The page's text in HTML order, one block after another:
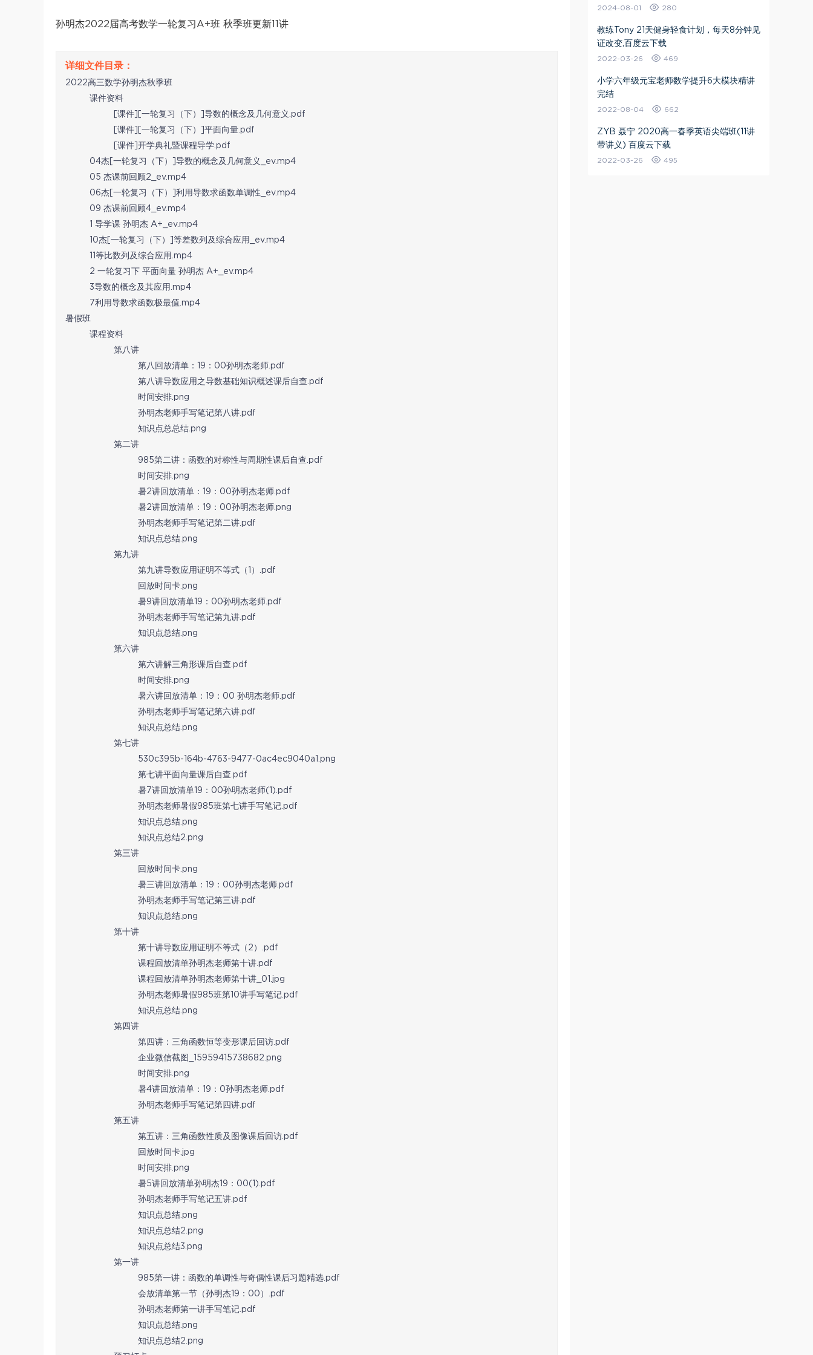
孙明杰2022届高考数学一轮复习A+班 秋季班更新11讲
2022高三数学孙明杰秋季班
课件资料
[课件][一轮复习（下）]导数的概念及几何意义.pdf
[课件][一轮复习（下）]平面向量.pdf
[课件]开学典礼暨课程导学.pdf
04杰[一轮复习（下）]导数的概念及几何意义_ev.mp4
05 杰课前回顾2_ev.mp4
06杰[一轮复习（下）]利用导数求函数单调性_ev.mp4
09 杰课前回顾4_ev.mp4
1 导学课 孙明杰 A+_ev.mp4
10杰[一轮复习（下）]等差数列及综合应用_ev.mp4
11等比数列及综合应用.mp4
2 一轮复习下 平面向量 孙明杰 A+_ev.mp4
3导数的概念及其应用.mp4
7利用导数求函数极最值.mp4
暑假班
课程资料
第八讲
第八回放清单：19：00孙明杰老师.pdf
第八讲导数应用之导数基础知识概述课后自查.pdf
时间安排.png
孙明杰老师手写笔记第八讲.pdf
知识点总总结.png
第二讲
985第二讲：函数的对称性与周期性课后自查.pdf
时间安排.png
暑2讲回放清单：19：00孙明杰老师.pdf
暑2讲回放清单：19：00孙明杰老师.png
孙明杰老师手写笔记第二讲.pdf
知识点总结.png
第九讲
第九讲导数应用证明不等式（1）.pdf
回放时间卡.png
暑9讲回放清单19：00孙明杰老师.pdf
孙明杰老师手写笔记第九讲.pdf
知识点总结.png
第六讲
第六讲解三角形课后自查.pdf
时间安排.png
暑六讲回放清单：19：00 孙明杰老师.pdf
孙明杰老师手写笔记第六讲.pdf
知识点总结.png
第七讲
530c395b-164b-4763-9477-0ac4ec9040a1.png
第七讲平面向量课后自查.pdf
暑7讲回放清单19：00孙明杰老师(1).pdf
孙明杰老师暑假985班第七讲手写笔记.pdf
知识点总结.png
知识点总结2.png
第三讲
回放时间卡.png
暑三讲回放清单：19：00孙明杰老师.pdf
孙明杰老师手写笔记第三讲.pdf
知识点总结.png
第十讲
第十讲导数应用证明不等式（2）.pdf
课程回放清单孙明杰老师第十讲.pdf
课程回放清单孙明杰老师第十讲_01.jpg
孙明杰老师暑假985班第10讲手写笔记.pdf
知识点总结.png
第四讲
第四讲：三角函数恒等变形课后回访.pdf
企业微信截图_15959415738682.png
时间安排.png
暑4讲回放清单：19：0孙明杰老师.pdf
孙明杰老师手写笔记第四讲.pdf
第五讲
第五讲：三角函数性质及图像课后回访.pdf
回放时间卡.jpg
时间安排.png
暑5讲回放清单孙明杰19：00(1).pdf
孙明杰老师手写笔记五讲.pdf
知识点总结.png
知识点总结2.png
知识点总结3.png
第一讲
985第一讲：函数的单调性与奇偶性课后习题精选.pdf
会放清单第一节（孙明杰19：00）.pdf
孙明杰老师第一讲手写笔记.pdf
知识点总结.png
知识点总结2.png
2024-08-01 280
教练Tony 21天健身轻食计划，每天8分钟见
证改变,百度云下载
2022-03-26 469
小学六年级元宝老师数学提升6大模块精讲
完结
2022-08-04 662
ZYB 聂宁 2020高一春季英语尖端班(11讲
带讲义) 百度云下载
2022-03-26 495